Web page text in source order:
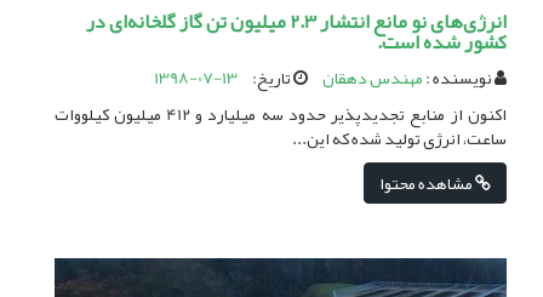
انرژی‌های نو مانع انتشار 2.3 میلیون تن گاز گلخانه‌ای در
کشور شده است.
نویسنده :مهندس دهقان تاریخ: 1398-07-13
اکنون از منابع تجدیدپذیر حدود سه میلیارد و 412 میلیون کیلووات
ساعت، انرژی تولید شده که این...
مشاهده محتوا